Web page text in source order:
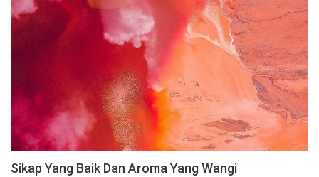
Sikap Yang Baik Dan Aroma Yang Wangi